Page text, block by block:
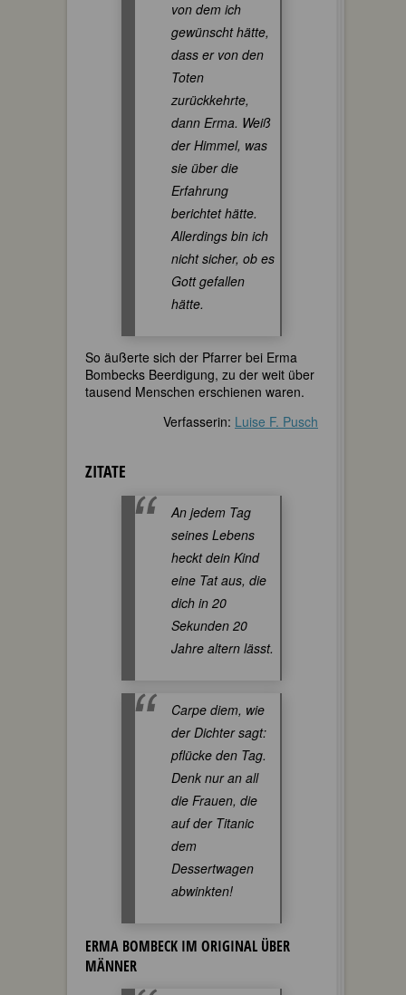
von dem ich
gewünscht hätte,
dass er von den
Toten
zurückkehrte,
dann Erma. Weiß
der Himmel, was
sie über die
Erfahrung
berichtet hätte.
Allerdings bin ich
nicht sicher, ob es
Gott gefallen
hätte.
So äußerte sich der Pfarrer bei Erma
Bombecks Beerdigung, zu der weit über
tausend Menschen erschienen waren.
Verfasserin: Luise F. Pusch
ZITATE
An jedem Tag
seines Lebens
heckt dein Kind
eine Tat aus, die
dich in 20
Sekunden 20
Jahre altern lässt.
Carpe diem, wie
der Dichter sagt:
pflücke den Tag.
Denk nur an all
die Frauen, die
auf der Titanic
dem
Dessertwagen
abwinkten!
ERMA BOMBECK IM ORIGINAL ÜBER
MÄNNER